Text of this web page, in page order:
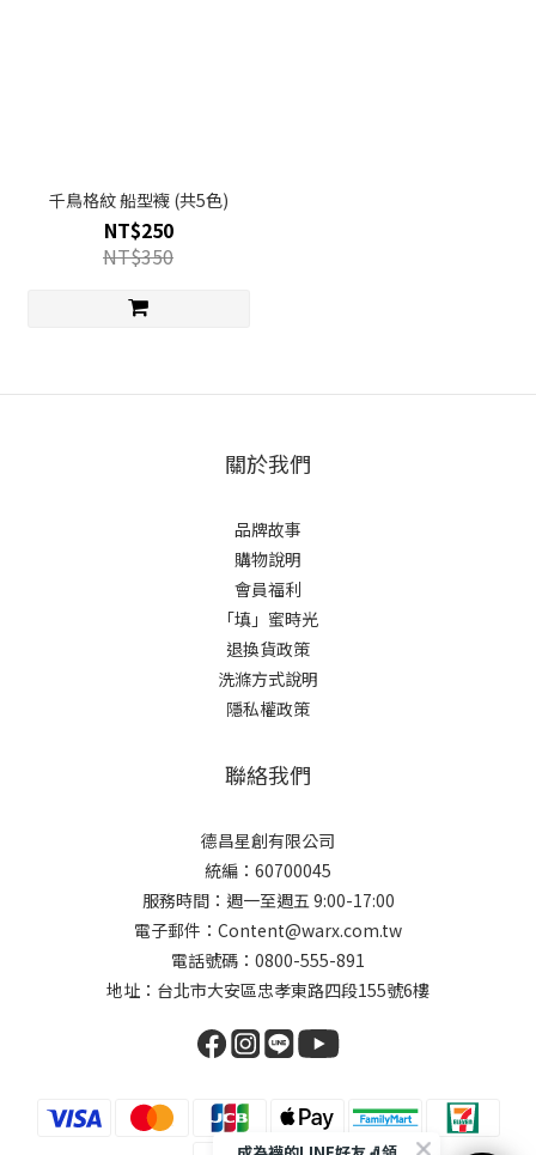
千鳥格紋 船型襪 (共5色)
NT$250
NT$350
關於我們
品牌故事
購物說明
會員福利
「填」蜜時光
退換貨政策
洗滌方式說明
隱私權政策
聯絡我們
德昌星創有限公司
統編：60700045
服務時間：週一至週五 9:00-17:00
電子郵件：Content@warx.com.tw
電話號碼：0800-555-891
地址：台北市大安區忠孝東路四段155號6樓